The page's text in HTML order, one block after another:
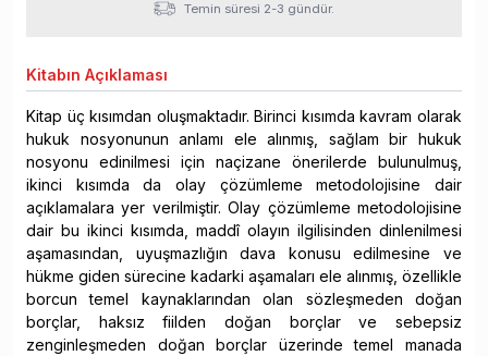
Temin süresi 2-3 gündür.
Kitabın Açıklaması
Kitap üç kısımdan oluşmaktadır. Birinci kısımda kavram olarak
hukuk nosyonunun anlamı ele alınmış, sağlam bir hukuk
nosyonu edinilmesi için naçizane önerilerde bulunulmuş,
ikinci kısımda da olay çözümleme metodolojisine dair
açıklamalara yer verilmiştir. Olay çözümleme metodolojisine
dair bu ikinci kısımda, maddî olayın ilgilisinden dinlenilmesi
aşamasından, uyuşmazlığın dava konusu edilmesine ve
hükme giden sürecine kadarki aşamaları ele alınmış, özellikle
borcun temel kaynaklarından olan sözleşmeden doğan
borçlar, haksız fiilden doğan borçlar ve sebepsiz
zenginleşmeden doğan borçlar üzerinde temel manada